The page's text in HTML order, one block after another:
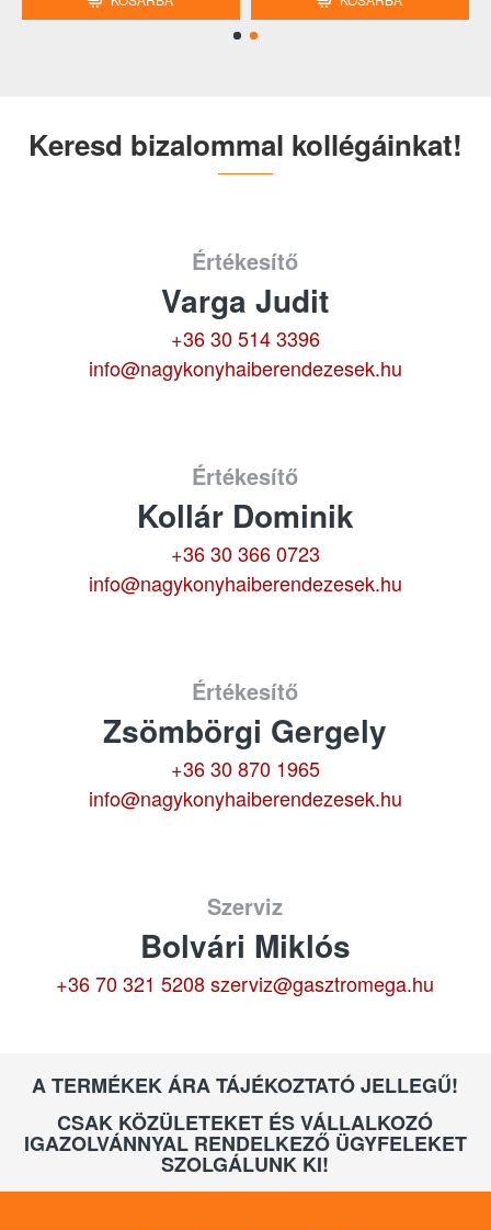
Keresd bizalommal kollégáinkat!
Értékesítő
Varga Judit
+36 30 514 3396
info@nagykonyhaiberendezesek.hu
Értékesítő
Kollár Dominik
+36 30 366 0723
info@nagykonyhaiberendezesek.hu
Értékesítő
Zsömbörgi Gergely
+36 30 870 1965
info@nagykonyhaiberendezesek.hu
Szerviz
Bolvári Miklós
+36 70 321 5208 szerviz@gasztromega.hu
A TERMÉKEK ÁRA TÁJÉKOZTATÓ JELLEGŰ!
CSAK KÖZÜLETEKET ÉS VÁLLALKOZÓ
IGAZOLVÁNNYAL RENDELKEZŐ ÜGYFELEKET
SZOLGÁLUNK KI!